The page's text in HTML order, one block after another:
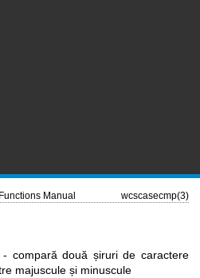
Manual wcscasecmp(3)
- compară două șiruri de caractere
majuscule și minuscule